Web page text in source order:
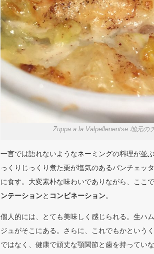
Zuppa a la Valpellenentse 地元の
一言では語れないようなネーミングの料理が並
っくりじっくり煮た栗が塩気のあるパンチェッ
に食す。大変素朴な味わいでありながら、ここ
ンテーションと コンビネーション。
個人的には、とても美味しく感じられる。生ハ
ジュがそこにある。さらに、これでもかという
ではなく、健康で頑丈な顎関節と歯を持ってい